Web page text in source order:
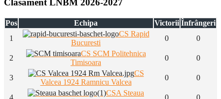
Clasament LNBM 2026-2027
Pos Echipa Victorii Înfrângeri
1
CS Rapid
Bucuresti
0 0
2
CS SCM Politehnica
Timisoara
0 0
3
CS
Valcea 1924 Ramnicu Valcea
0 0
4
CSA Steaua
0 0